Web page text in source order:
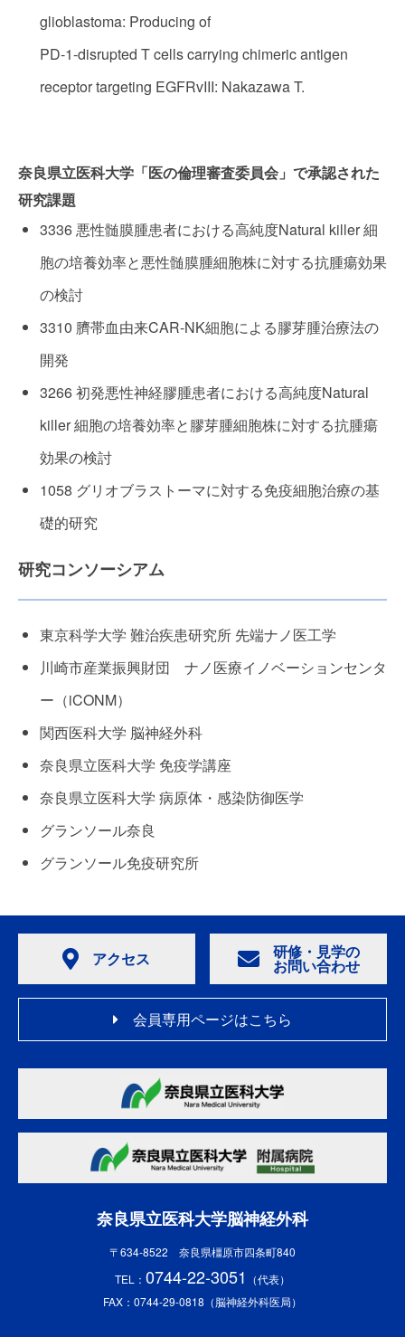
glioblastoma: Producing of
PD-1-disrupted T cells carrying chimeric antigen
receptor targeting EGFRvIII: Nakazawa T.
奈良県立医科大学「医の倫理審査委員会」で承認された
研究課題
3336 悪性髄膜腫患者における高純度Natural killer 細
胞の培養効率と悪性髄膜腫細胞株に対する抗腫瘍効果
の検討
3310 臍帯血由来CAR-NK細胞による膠芽腫治療法の
開発
3266 初発悪性神経膠腫患者における高純度Natural
killer 細胞の培養効率と膠芽腫細胞株に対する抗腫瘍
効果の検討
1058 グリオブラストーマに対する免疫細胞治療の基
礎的研究
研究コンソーシアム
東京科学大学 難治疾患研究所 先端ナノ医工学
川崎市産業振興財団 ナノ医療イノベーションセンタ
ー（iCONM）
関西医科大学 脳神経外科
奈良県立医科大学 免疫学講座
奈良県立医科大学 病原体・感染防御医学
グランソール奈良
グランソール免疫研究所
アクセス 研修・見学の
お問い合わせ
会員専用ページはこちら
奈良県立医科大学脳神経外科
〒634-8522 奈良県橿原市四条町840
TEL： 0744-22-3051 （代表）
FAX：0744-29-0818（脳神経外科医局）